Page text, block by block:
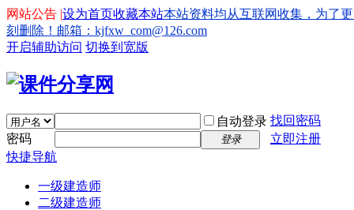
设为首页收藏本站
网站公告 |
本站资料均从互联网收集，为了
刻删除！邮箱：kjfxw_com@126.com
开启辅助访问 切换到宽版
自动登录 找回密码
密码
登录
立即注册
快捷导航
一级建造师
二级建造师